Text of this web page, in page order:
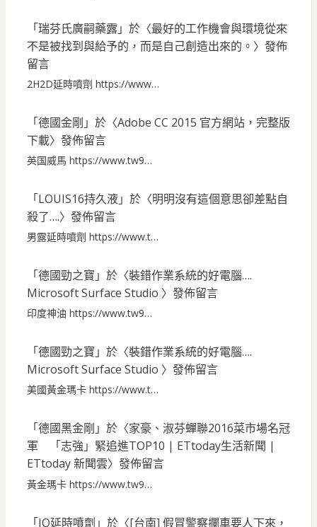
「瑞芬氏廣嗣藥露」於〈最好的工作機會與環境從來
不是被找到與給予的，而是自己創造出來的。 〉發佈
留言
2H2D延時噴劑 https://www…
「德國金剛 」於〈Adobe CC 2015 官方網站，完整版
下載〉發佈留言
英国威馬 https://www.tw9…
「LOUIS16持久液」於〈明明沒有這個意思卻差點自
殺了….〉發佈留言
男露延時噴劑 https://www.t…
「德國勁之寶 」於〈裝錯作業系統的好電腦….
Microsoft Surface Studio 〉發佈留言
印度神油 https://www.tw9…
「德國勁之寶 」於〈裝錯作業系統的好電腦….
Microsoft Surface Studio 〉發佈留言
美國黃金瑪卡 https://www.t…
「德國黑金剛 」於〈家豪、淑芬蟬聯2016菜市場名冠
軍 「志強」緊追進TOP10 | ETtoday生活新聞 |
ETtoday 新聞雲〉發佈留言
黃金瑪卡 https://www.tw9…
「JO延時噴劑 」於〈[台南] 假冒警察攔車要人下來，